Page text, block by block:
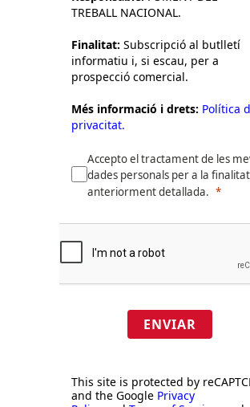
TREBALL NACIONAL.
Finalitat: Subscripció al butlletí
informatiu i, si escau, per a
prospecció comercial.
Més informació i drets: Política
privacitat.
Accepto el tractament de les
dades personals per a la finalitat
anteriorment detallada.
ENVIAR
This site is protected by
and the Google Privacy